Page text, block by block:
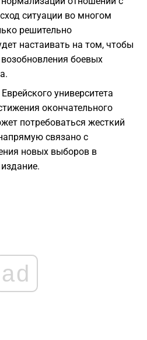
ситуации во многом
решительно
настаивать на том, чтобы
боевых
университета
окончательного
потребоваться жесткий
связано с
новых выборов в
ad